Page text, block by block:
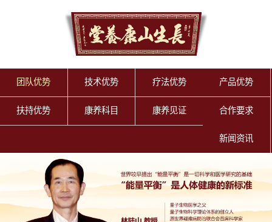
团队优势 技术优势 疗法优势 产品优势
扶持优势 康养科目 康养见证 合作要求
新闻资讯